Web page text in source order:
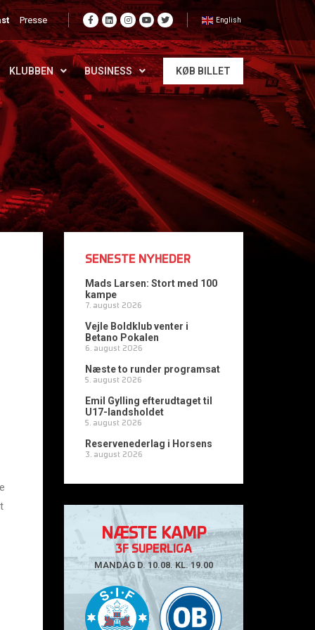
Presse English
KLUBBEN BUSINESS KØB BILLET
SENESTE NYHEDER
Mads Larsen: Stort med 100
kampe
7. august 2026
Vejle Boldklub venter i
Betano Pokalen
6. august 2026
Næste to runder programsat
5. august 2026
Emil Gylling efterudtaget til
U17-landsholdet
5. august 2026
Reservenederlag i Horsens
3. august 2026
NÆSTE KAMP
3F SUPERLIGA
MANDAG D. 10.08. KL. 19.00